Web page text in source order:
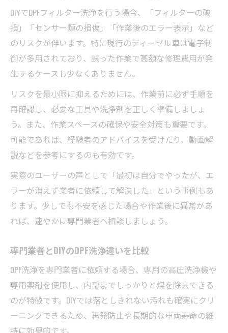
DIYでDPFフィルター洗浄を行う場合、「フィルターの破
損」「センサー類の損傷」「作業後のエラー表示」など
のリスクが伴います。特に現行のディーゼル車は電子制
御が多用されており、誤った作業で高額な修理費用が発
生するケースも少なくありません。
リスクを最小限に抑えるためには、作業前に必ず手順を
再確認し、必要な工具や洗浄剤を正しく準備しましょ
う。また、作業スペースの確保や安全対策も重要です。
可能であれば、経験者のアドバイスを受けたり、動画解
説などを参考にするのも有効です。
実際のユーザーの声として「最初は自分でやったが、エ
ラーが消えず業者に依頼して解決した」という事例もあ
ります。少しでも不安を感じた場合や作業後に異常があ
れば、速やかに専門業者へ相談しましょう。
専門業者とDIYのDPF洗浄違いを比較
DPF洗浄を専門業者に依頼する場合、専用の高圧洗浄機や
専用薬剤を使用し、内部までしっかりと煤を除去できる
のが特徴です。DIYでは落としきれない汚れも確実にクリ
ーニングできるため、再発防止や長期的な車両寿命の維
持に効果的です。